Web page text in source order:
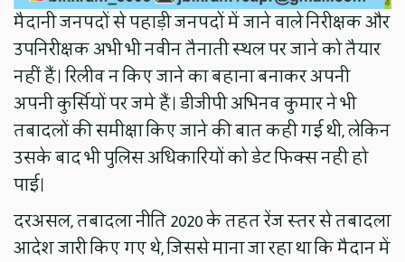
मैदानी जनपदों से पहाड़ी जनपदों में जाने वाले निरीक्षक और
उपनिरीक्षक अभी भी नवीन तैनाती स्थल पर जाने को तैयार
नहीं हैं। रिलीव न किए जाने का बहाना बनाकर अपनी
अपनी कुर्सियों पर जमे हैं। डीजीपी अभिनव कुमार ने भी
तबादलों की समीक्षा किए जाने की बात कही गई थी, लेकिन
उसके बाद भी पुलिस अधिकारियों को डेट फिक्स नही हो
पाई।
दरअसल, तबादला नीति 2020 के तहत रेंज स्तर से तबादला
आदेश जारी किए गए थे, जिससे माना जा रहा था कि मैदान में